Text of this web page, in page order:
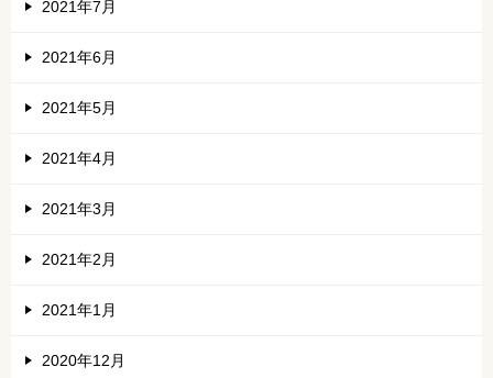
2021年7月
2021年6月
2021年5月
2021年4月
2021年3月
2021年2月
2021年1月
2020年12月